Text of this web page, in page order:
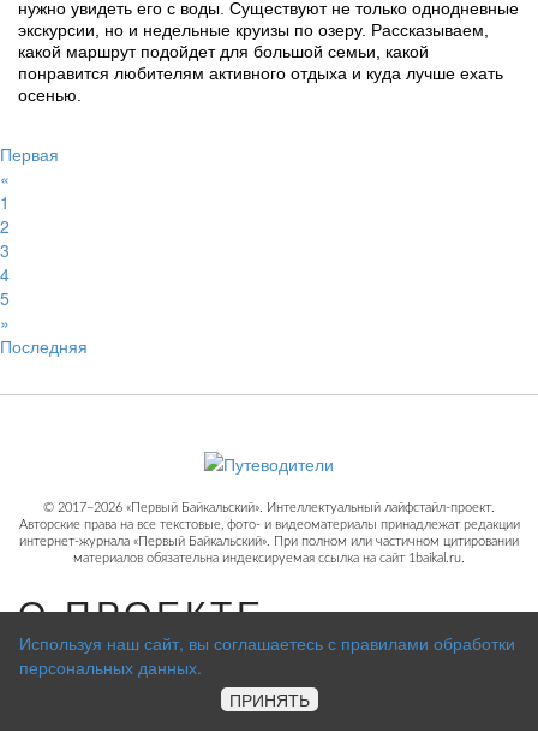
нужно увидеть его с воды. Существуют не только однодневные
экскурсии, но и недельные круизы по озеру. Рассказываем,
какой маршрут подойдет для большой семьи, какой
понравится любителям активного отдыха и куда лучше ехать
осенью.
Первая
«
1
2
3
4
5
»
Последняя
© 2017−2026 «Первый Байкальский». Интеллектуальный лайфстайл-проект.
Авторские права на все текстовые, фото- и видеоматериалы принадлежат редакции
интернет-журнала «Первый Байкальский». При полном или частичном цитировании
материалов обязательна индексируемая ссылка на сайт 1baikal.ru.
О ПРОЕКТЕ
Используя наш сайт, вы соглашаетесь с правилами обработки
персональных данных.
ПРИНЯТЬ